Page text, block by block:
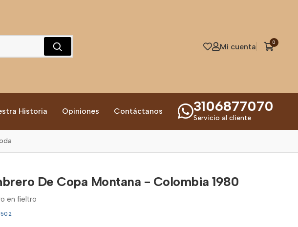
Mi cuenta 0
Historia Opiniones Contáctanos 3106877070
Servicio al cliente
De Copa Montana - Colombia 1980
en fieltro